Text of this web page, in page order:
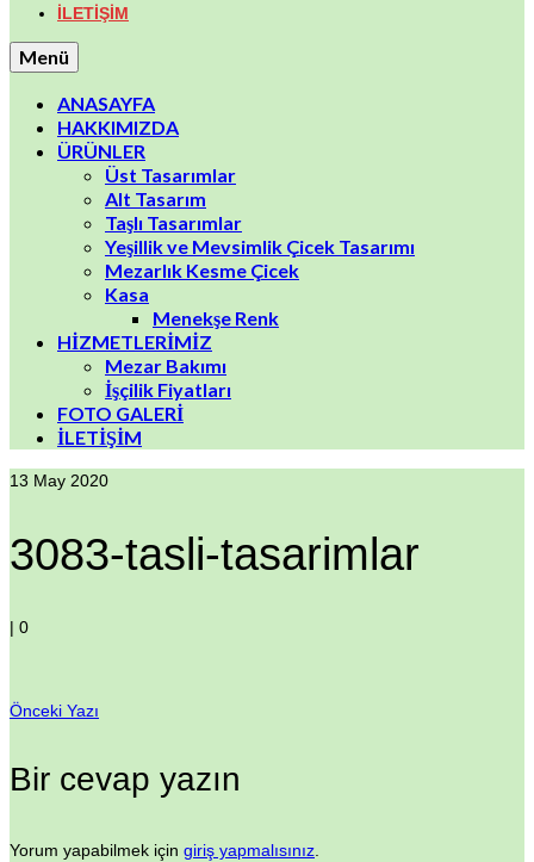
İLETİŞİM
Menü
ANASAYFA
HAKKIMIZDA
ÜRÜNLER
Üst Tasarımlar
Alt Tasarım
Taşlı Tasarımlar
Yeşillik ve Mevsimlik Çicek Tasarımı
Mezarlık Kesme Çicek
Kasa
Menekşe Renk
HİZMETLERİMİZ
Mezar Bakımı
İşçilik Fiyatları
FOTO GALERİ
İLETİŞİM
13 May 2020
3083-tasli-tasarimlar
| 0
Önceki Yazı
Bir cevap yazın
Yorum yapabilmek için giriş yapmalısınız